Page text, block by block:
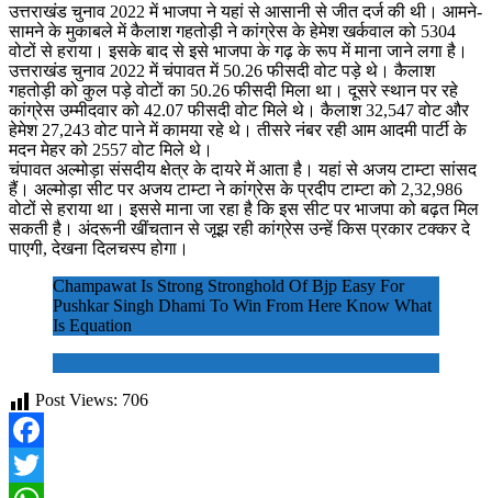
उत्तराखंड चुनाव 2022 में भाजपा ने यहां से आसानी से जीत दर्ज की थी। आमने-
सामने के मुकाबले में कैलाश गहतोड़ी ने कांग्रेस के हेमेश खर्कवाल को 5304
वोटों से हराया। इसके बाद से इसे भाजपा के गढ़ के रूप में माना जाने लगा है।
उत्तराखंड चुनाव 2022 में चंपावत में 50.26 फीसदी वोट पड़े थे। कैलाश
गहतोड़ी को कुल पड़े वोटों का 50.26 फीसदी मिला था। दूसरे स्थान पर रहे
कांग्रेस उम्मीदवार को 42.07 फीसदी वोट मिले थे। कैलाश 32,547 वोट और
हेमेश 27,243 वोट पाने में कामया रहे थे। तीसरे नंबर रही आम आदमी पार्टी के
मदन मेहर को 2557 वोट मिले थे।
चंपावत अल्मोड़ा संसदीय क्षेत्र के दायरे में आता है। यहां से अजय टाम्टा सांसद
हैं। अल्मोड़ा सीट पर अजय टाम्टा ने कांग्रेस के प्रदीप टाम्टा को 2,32,986
वोटों से हराया था। इससे माना जा रहा है कि इस सीट पर भाजपा को बढ़त मिल
सकती है। अंदरूनी खींचतान से जूझ रही कांग्रेस उन्हें किस प्रकार टक्कर दे
पाएगी, देखना दिलचस्प होगा।
Champawat Is Strong Stronghold Of Bjp Easy For
Pushkar Singh Dhami To Win From Here Know What
Is Equation
Post Views: 706
Facebook